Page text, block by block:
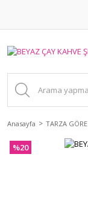
Anasayfa TARZA GÖRE
%20